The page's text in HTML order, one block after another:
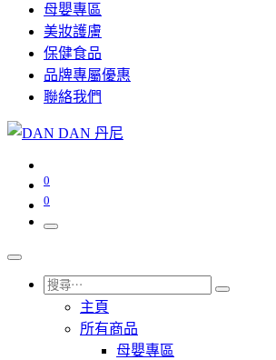
母嬰專區
美妝護膚
保健食品
品牌專屬優惠
聯絡我們
0
0
主頁
所有商品
母嬰專區